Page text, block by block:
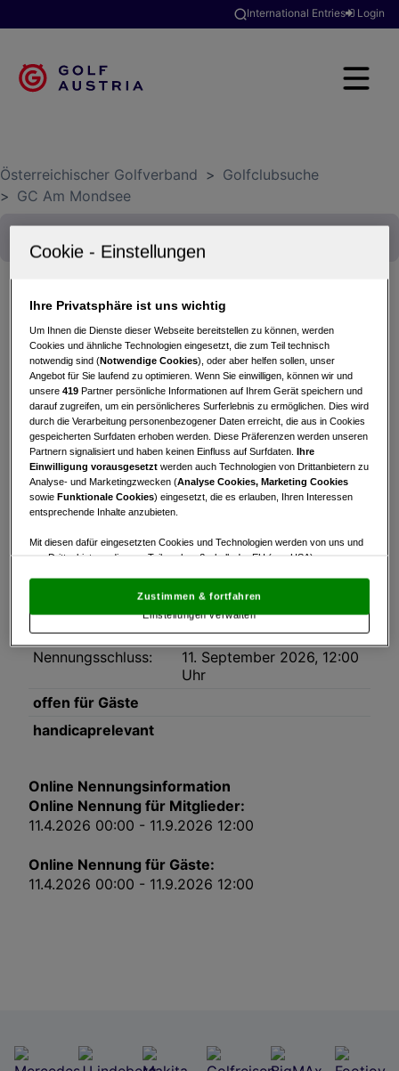
International Entries Login
Österreichischer Golfverband > Golfclubsuche
> GC Am Mondsee
The Travel Birds - Monatsbecher
12.09.2026 - Einzel (Stableford)
GC Am Mondsee
Turnierinfo
Nennliste
Turnierinfo
Datum:
12.09.2026
Modus:
Stableford
Platz:
Golf Club Am Mondsee
Rundenanzahl:
1
max.
Teilnehmeranzahl:
80
Nennungsschluss:
11. September 2026, 12:00
Uhr
offen für Gäste
handicaprelevant
Online Nennungsinformation
Online Nennung für Mitglieder:
11.4.2026 00:00 - 11.9.2026 12:00
Online Nennung für Gäste:
11.4.2026 00:00 - 11.9.2026 12:00
Ihre Privatsphäre ist uns wichtig
Um Ihnen die Dienste dieser Webseite bereitstellen zu können, werden
Cookies und ähnliche Technologien eingesetzt, die zum Teil technisch
notwendig sind (Notwendige Cookies), oder aber helfen sollen, unser
Angebot für Sie laufend zu optimieren. Wenn Sie einwilligen, können wir und
unsere419 Partner persönliche Informationen auf Ihrem Gerät speichern und
darauf zugreifen, um ein persönlicheres Surferlebnis zu ermöglichen. Dies wird
durch die Verarbeitung personenbezogener Daten erreicht, die aus in Cookies
gespeicherten Surfdaten erhoben werden. Diese Präferenzen werden unseren
Partnern signalisiert und haben keinen Einfluss auf Surfdaten.Ihre
Einwilligung vorausgesetzt werden auch Technologien von Drittanbietern zu
Analyse- und Marketingzwecken (Analyse Cookies, Marketing Cookies
sowieFunktionale Cookies) eingesetzt, die es erlauben, Ihren Interessen
entsprechende Inhalte anzubieten.
Mit diesen dafür eingesetzten Cookies und Technologien werden von uns und
von Drittanbietern, die zum Teil auch außerhalb der EU (u.a. USA)
angemessenes Datenschutzniveau bescheinigt.Es besteht insbesondere
das Risiko, dass Ihre Daten dem Zugriff durch US-Behörden zu Kontroll- und
Überwachungszwecken unterliegen und dagegen keine wirksamen
Rechtsbehelfe zur Verfügung stehen.
Mit Klick auf „Zustimmen & fortfahren“ willigen Sie in die Verwendung
In den Einstellungen können Sie jederzeit Ihre Präferenzen verwalten und
Widerspruch gegen die Verarbeitung auf der Grundlage berechtigter
Interessen einlegen. Klicken Sie dazu auf „Cookie Einstellungen“, die sich auf
Impressum
Folgendes bereitzustellen:
Einstellungen verwalten
Zustimmen & fortfahren